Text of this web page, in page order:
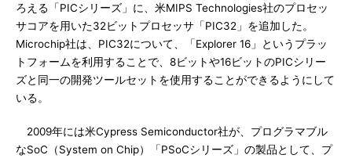
ろえる「PICシリーズ」に、米MIPS Technologies社のプロセッ
サコアを用いた32ビットプロセッサ「PIC32」を追加した。
Microchip社は、PIC32について、「Explorer 16」というプラッ
トフォームを利用することで、8ビットや16ビットのPICシリー
ズと同一の開発ツールセットを使用することができるようにして
いる。
2009年には米Cypress Semiconductor社が、プログラマブル
なSoC（System on Chip）「PSoCシリーズ」の製品として、プ